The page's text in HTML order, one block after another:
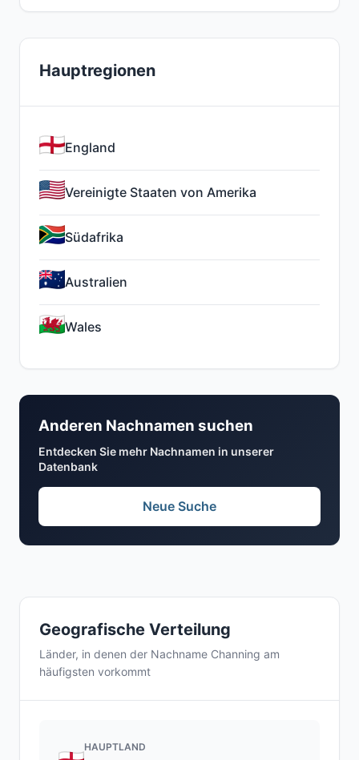
Geografische Verteilung
Länder, in denen der Nachname Channing am
häufigsten vorkommt
HAUPTLAND
Hauptregionen
England
Vereinigte Staaten von Amerika
Südafrika
Australien
Wales
Anderen Nachnamen suchen
Entdecken Sie mehr Nachnamen in unserer
Datenbank
Neue Suche